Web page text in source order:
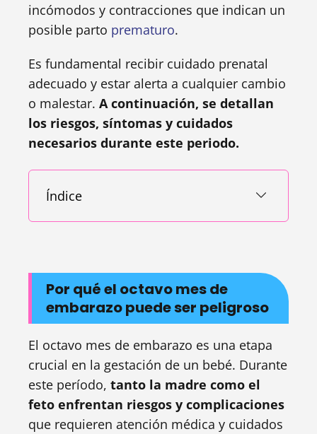
incómodos y contracciones que indican un
posible parto prematuro.
Es fundamental recibir cuidado prenatal
adecuado y estar alerta a cualquier cambio
o malestar. A continuación, se detallan
los riesgos, síntomas y cuidados
necesarios durante este periodo.
Índice
Por qué el octavo mes de
embarazo puede ser peligroso
El octavo mes de embarazo es una etapa
crucial en la gestación de un bebé. Durante
este período, tanto la madre como el
feto enfrentan riesgos y complicaciones
que requieren atención médica y cuidados